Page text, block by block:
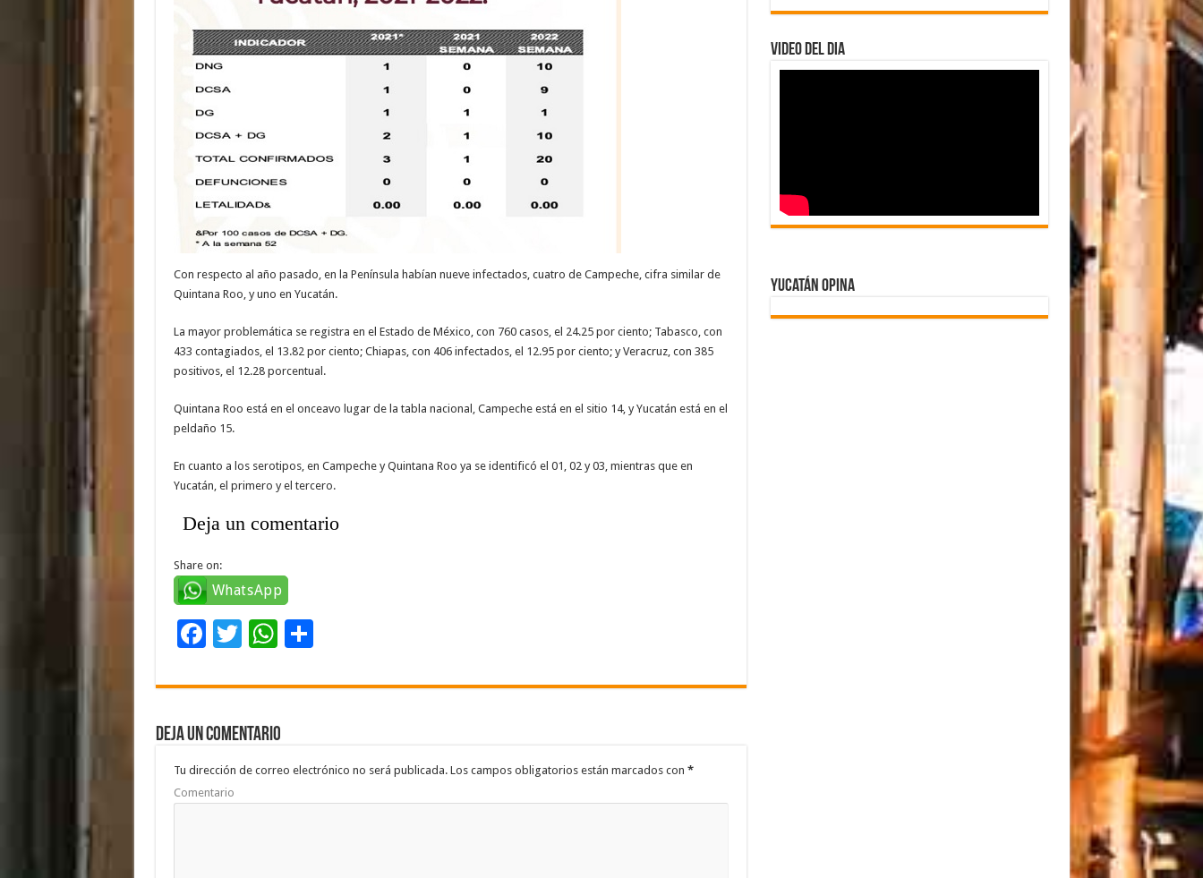
Con respecto al año pasado, en la Península habían nueve infectados, cuatro de Campeche, cifra similar de
Quintana Roo, y uno en Yucatán.
La mayor problemática se registra en el Estado de México, con 760 casos, el 24.25 por ciento; Tabasco, con
433 contagiados, el 13.82 por ciento; Chiapas, con 406 infectados, el 12.95 por ciento; y Veracruz, con 385
positivos, el 12.28 porcentual.
Quintana Roo está en el onceavo lugar de la tabla nacional, Campeche está en el sitio 14, y Yucatán está en el
peldaño 15.
En cuanto a los serotipos, en Campeche y Quintana Roo ya se identificó el 01, 02 y 03, mientras que en
Yucatán, el primero y el tercero.
Deja un comentario
Share on:
WhatsApp
F
e
b
o
o
k
T
tt
er
W
at
sA
p
p
m
ti
r
Deja un comentario
Tu dirección de correo electrónico no será publicada.Los campos obligatorios están marcados con *
Comentario
Video del dia
Yucatán Opina